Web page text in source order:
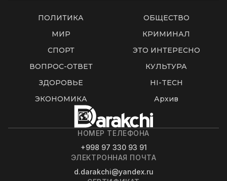
ПОЛИТИКА
ОБЩЕСТВО
МИР
КРИМИНАЛ
СПОРТ
ЭТО ИНТЕРЕСНО
ВОПРОС-ОТВЕТ
КУЛЬТУРА
ЗДОРОВЬЕ
HI-TECH
ЭКОНОМИКА
Архив
НОМЕР ТЕЛЕФОНА
+998 97 330 93 91
ЭЛЕКТРОННАЯ ПОЧТА
d.darakchi@yandex.ru